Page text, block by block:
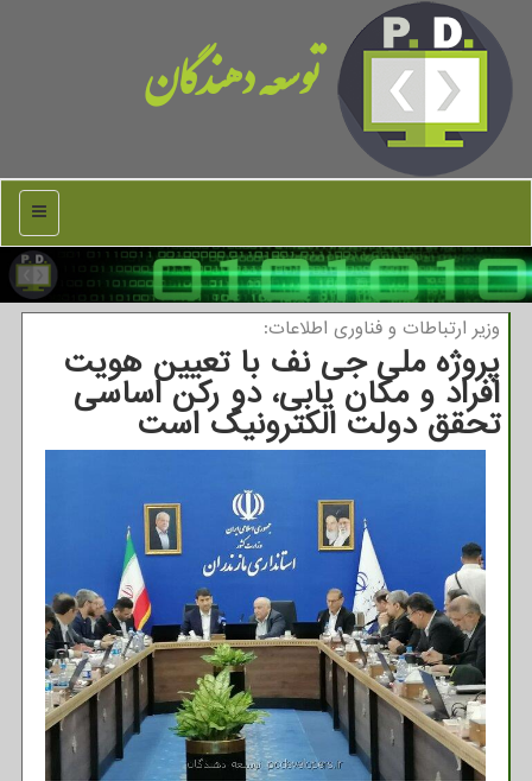
توسعه دهندگان
منو
وزیر ارتباطات و فناوری اطلاعات:
پروژه ملی جی نف با تعیین هویت
افراد و مکان یابی، دو رکن اساسی
تحقق دولت الکترونیک است